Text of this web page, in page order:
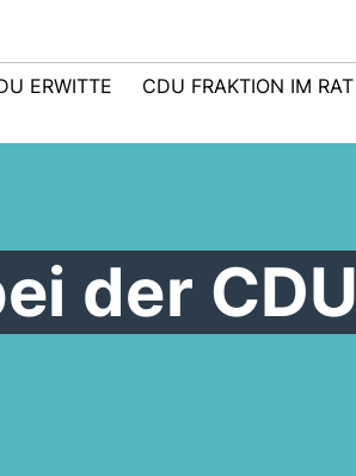
ERWITTE
CDU FRAKTION IM RAT
der CDU